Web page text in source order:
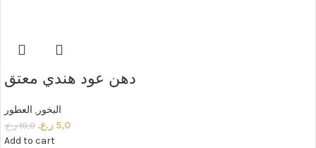
دهن عود هندي معتق
البخور , العطور
10,0 ر.ع. 5,0 ر.ع.
Add to cart